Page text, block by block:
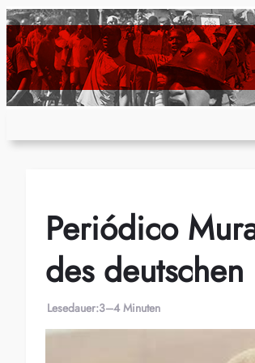
Zum
Inhalt
springen
Periódico
des
Lesedauer:3–4 Minuten